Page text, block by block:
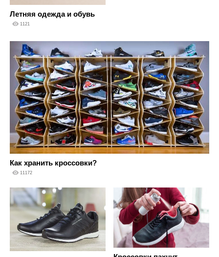
Летняя одежда и обувь
1121
Как хранить кроссовки?
11172